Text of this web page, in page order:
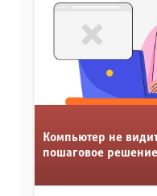
Компьютер не
пошаговое